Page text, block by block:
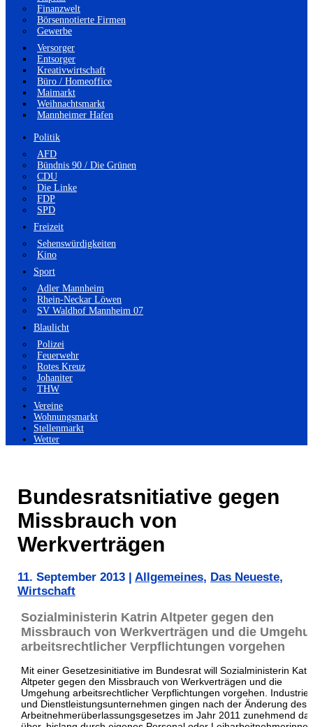
Finanzwelt
Börsennotierte Firmen
Gewerbe
Versorger
Entsorger
Kreativwirtschaft
Büro / Homeoffice
Maimarkt
Weihnachtsmarkt
Mannheimer Hafen
Politik
AFD
Bündnis 90 / Die Grünen
CDU
Die Linke
FDP
SPD
Freizeit
Sehenswürdigkeiten
Kino
Sport
Adler Mannheim
Rhein-Neckar Löwen
SV Waldhof Mannheim 07
Blaulicht
Polizei
Feuerwehr
Rotes Kreuz
Johaniter
THW
Vereine
Wohnungsmarkt
Stellenmarkt
Wetter
Bundesratsnitiative gegen
Missbrauch von
Werkverträgen
11. September 2013 Allgemeines, Das Neueste,
Wirtschaft
Sozialministerin Katrin Altpeter gegen den
Missbrauch von Werkverträgen und die
arbeitsrechtlicher Verpflichtungen vorgehen
Mit einer Gesetzesinitiative im Bundesrat will Sozialministerin
Altpeter gegen den Missbrauch von Werkverträgen und die
Umgehung arbeitsrechtlicher Verpflichtungen vorgehen. Industrie-
und Dienstleistungsunternehmen gingen nach der Änderung des
Arbeitnehmerüberlassungsgesetzes im Jahr 2011 zunehmend